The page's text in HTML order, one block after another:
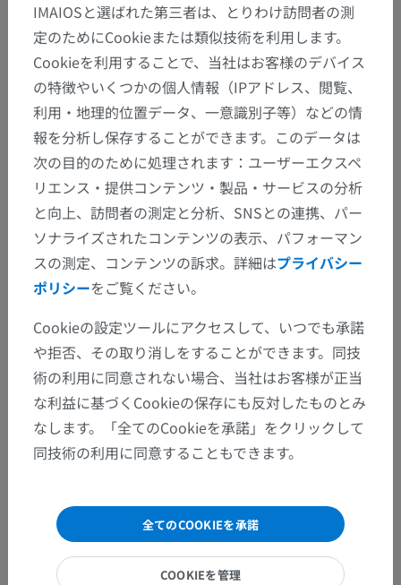
IMAIOSと選ばれた第三者は、とりわけ訪問者の測
定のためにCookieまたは類似技術を利用します。
Cookieを利用することで、当社はお客様のデバイス
の特徴やいくつかの個人情報（IPアドレス、閲覧、
利用・地理的位置データ、一意識別子等）などの情
報を分析し保存することができます。このデータは
次の目的のために処理されます：ユーザーエクスペ
リエンス・提供コンテンツ・製品・サービスの分析
と向上、訪問者の測定と分析、SNSとの連携、パー
ソナライズされたコンテンツの表示、パフォーマン
スの測定、コンテンツの訴求。詳細はプライバシー
ポリシーをご覧ください。
Cookieの設定ツールにアクセスして、いつでも承諾
や拒否、その取り消しをすることができます。同技
術の利用に同意されない場合、当社はお客様が正当
な利益に基づくCookieの保存にも反対したものとみ
なします。「全てのCookieを承諾」をクリックして
同技術の利用に同意することもできます。
全てのCOOKIEを承諾
COOKIEを管理